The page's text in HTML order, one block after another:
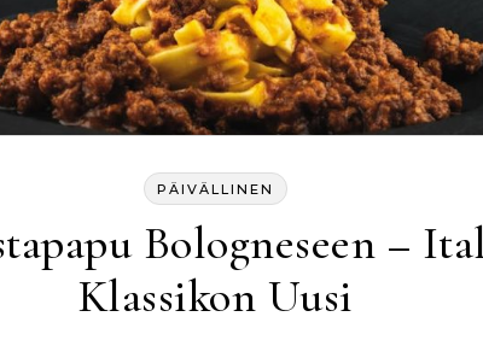
PÄIVÄLLINEN
Bologneseen –
Klassikon Uusi